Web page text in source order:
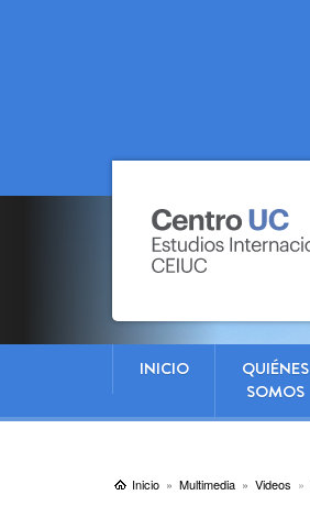
INICIO
QUIÉNES
SOMOS
Inicio Multimedia Videos